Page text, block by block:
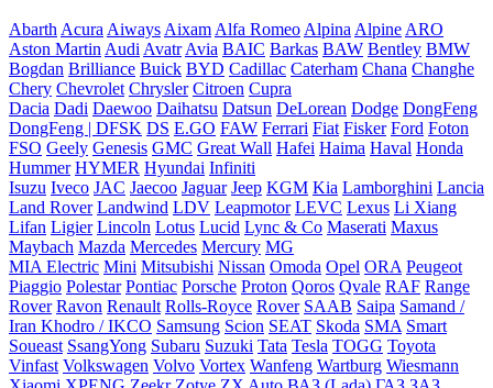
Abarth Acura Aiways Aixam Alfa Romeo Alpina Alpine ARO
Aston Martin Audi Avatr Avia BAIC Barkas BAW Bentley BMW
Bogdan Brilliance Buick BYD Cadillac Caterham Chana Changhe
Chery Chevrolet Chrysler Citroen Cupra
Dacia Dadi Daewoo Daihatsu Datsun DeLorean Dodge DongFeng
DongFeng | DFSK DS E.GO FAW Ferrari Fiat Fisker Ford Foton
FSO Geely Genesis GMC Great Wall Hafei Haima Haval Honda
Hummer HYMER Hyundai Infiniti
Isuzu Iveco JAC Jaecoo Jaguar Jeep KGM Kia Lamborghini Lancia
Land Rover Landwind LDV Leapmotor LEVC Lexus Li Xiang
Lifan Ligier Lincoln Lotus Lucid Lync & Co Maserati Maxus
Maybach Mazda Mercedes Mercury MG
MIA Electric Mini Mitsubishi Nissan Omoda Opel ORA Peugeot
Piaggio Polestar Pontiac Porsche Proton Qoros Qvale RAF Range
Rover Ravon Renault Rolls-Royce Rover SAAB Saipa Samand /
Iran Khodro / IKCO Samsung Scion SEAT Skoda SMA Smart
Soueast SsangYong Subaru Suzuki Tata Tesla TOGG Toyota
Vinfast Volkswagen Volvo Vortex Wanfeng Wartburg Wiesmann